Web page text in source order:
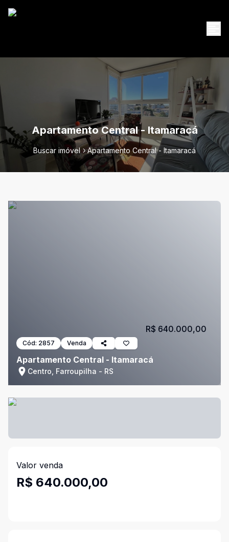
Apartamento Central - Itamaracá
Buscar imóvel Apartamento Central - Itamaracá
Cód: 2857 Venda
Apartamento Central - Itamaracá
Centro, Farroupilha - RS
R$ 640.000,00
Valor venda
R$ 640.000,00